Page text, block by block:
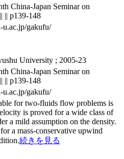
China-Japan Seminar on
|| p139-148
u.ac.jp/gakufu/
University ; 2005-23
China-Japan Seminar on
|| p139-148
u.ac.jp/gakufu/
for two-fluids flow problems is
is proved for a wide class of
a mild assumption on the density.
a mass-conservative upwind
続きを見る